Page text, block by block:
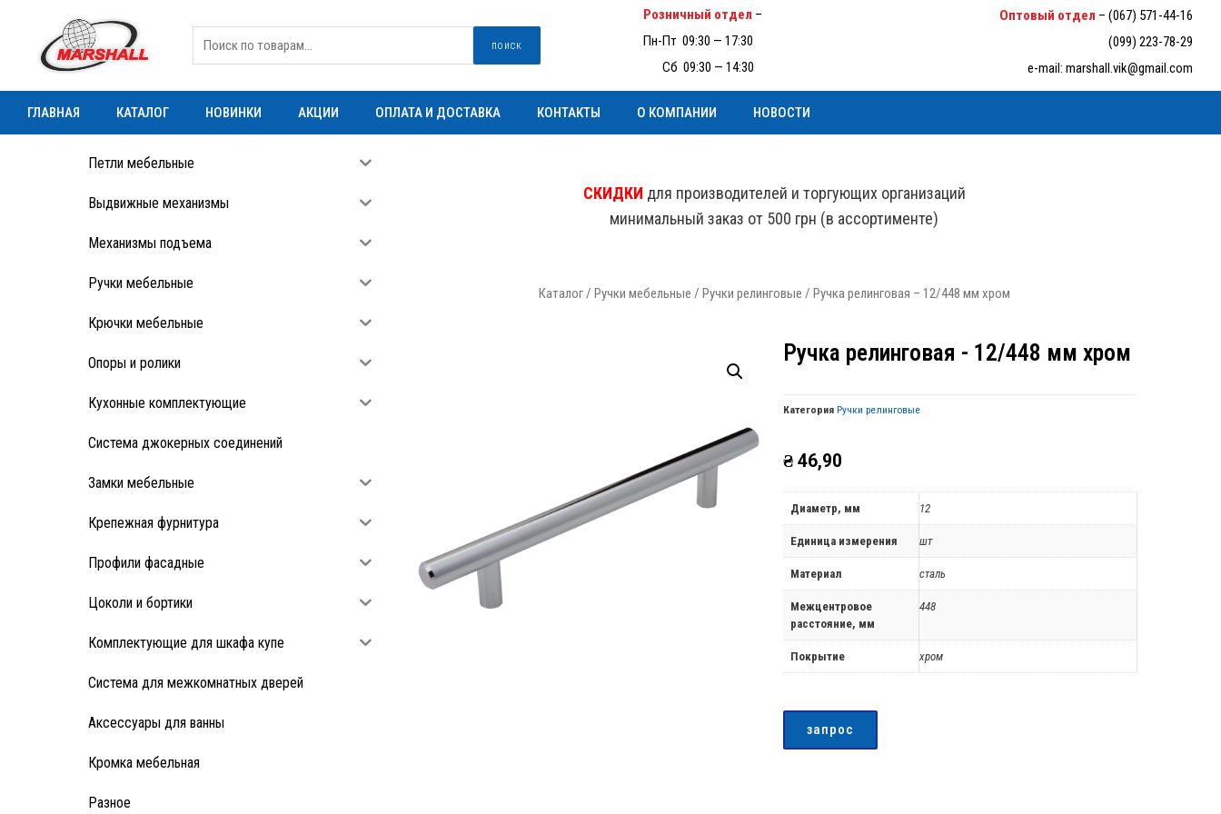
поиск
Розничный отдел –
Пн-Пт 09:30 — 17:30
Пн-Сб 09:30 — 14:30
Оптовый отдел – (067) 571-44-16
(099) 223-78-29
e-mail: marshall.vik@gmail.com
ГЛАВНАЯ КАТАЛОГ НОВИНКИ АКЦИИ ОПЛАТА И ДОСТАВКА КОНТАКТЫ О КОМПАНИИ НОВОСТИ
Петли мебельные
Выдвижные механизмы
Механизмы подъема
Ручки мебельные
Крючки мебельные
Опоры и ролики
Кухонные комплектующие
Система джокерных соединений
Замки мебельные
Крепежная фурнитура
Профили фасадные
Цоколи и бортики
Комплектующие для шкафа купе
Система для межкомнатных дверей
Аксессуары для ванны
Кромка мебельная
Разное
СКИДКИ для производителей и торгующих организаций
минимальный заказ от 500 грн (в ассортименте)
Каталог/ Ручки мебельные / Ручки релинговые / Ручка релинговая – 12/448 мм хром
Ручка релинговая - 12/448 мм хром
Категория Ручки релинговые
₴ 46,90
Диаметр, мм 12
Единица измерения шт
Материал сталь
Межцентровое
расстояние, мм
448
Покрытие хром
запрос